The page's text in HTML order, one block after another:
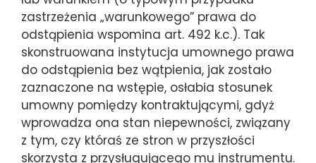
zastrzeżenia „warunkowego” prawa do
odstąpienia wspomina art. 492 k.c.). Tak
skonstruowana instytucja umownego prawa
do odstąpienia bez wątpienia, jak zostało
zaznaczone na wstępie, osłabia stosunek
umowny pomiędzy kontraktującymi, gdyż
wprowadza ona stan niepewności, związany
z tym, czy któraś ze stron w przyszłości
skorzysta z przysługującego mu instrumentu.